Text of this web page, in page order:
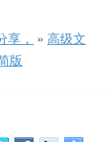
， » 高级文
版